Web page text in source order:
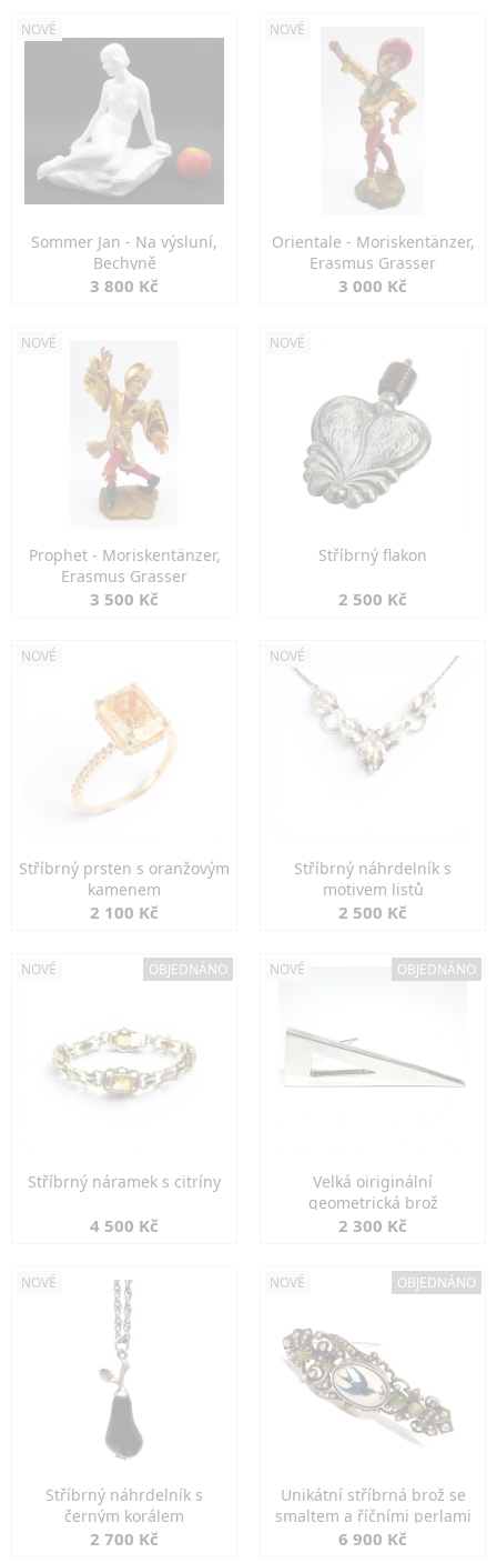
NOVÉ
Sommer Jan - Na výsluní,
Bechyně
3 800 Kč
NOVÉ
Orientale - Moriskentänzer,
Erasmus Grasser
3 000 Kč
NOVÉ
Prophet - Moriskentänzer,
Erasmus Grasser
3 500 Kč
NOVÉ
Stříbrný flakon
2 500 Kč
NOVÉ
Stříbrný prsten s oranžovým
kamenem
2 100 Kč
NOVÉ
Stříbrný náhrdelník s
motivem listů
2 500 Kč
NOVÉ OBJEDNÁNO
Stříbrný náramek s citríny
4 500 Kč
NOVÉ OBJEDNÁNO
Velká oiriginální
geometrická brož
2 300 Kč
NOVÉ
Stříbrný náhrdelník s
černým korálem
2 700 Kč
NOVÉ OBJEDNÁNO
Unikátní stříbrná brož se
smaltem a říčními perlami
6 900 Kč